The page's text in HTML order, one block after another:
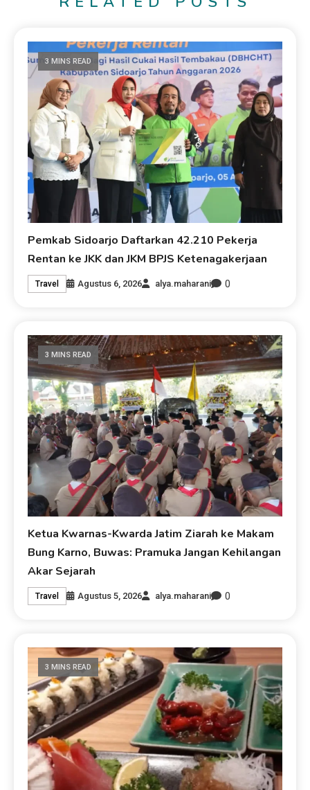
3 MINS READ
Pemkab Sidoarjo Daftarkan 42.210 Pekerja
Rentan ke JKK dan JKM BPJS Ketenagakerjaan
Travel Agustus 6, 2026 alya.maharani 0
3 MINS READ
Ketua Kwarnas-Kwarda Jatim Ziarah ke Makam
Bung Karno, Buwas: Pramuka Jangan Kehilangan
Akar Sejarah
Travel Agustus 5, 2026 alya.maharani 0
3 MINS READ